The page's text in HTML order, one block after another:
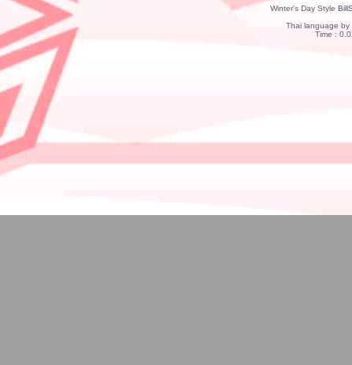
Winter's Day Style
Thai language by
Time :